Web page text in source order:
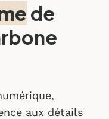
de
aux détails